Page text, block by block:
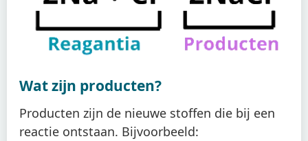
Wat zijn producten?
Producten zijn de nieuwe stoffen die bij een
reactie ontstaan. Bijvoorbeeld: